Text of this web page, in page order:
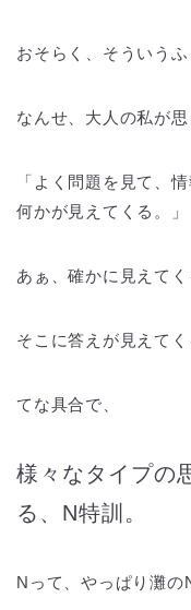
おそらく、そういう
なんせ、大人の私が
「よく問題を見て、
何かが見えてくる。」
あぁ、確かに見えてく
そこに答えが見えてく
てな具合で、
様々なタイプの
る、N特訓。
Nって、やっぱり灘の